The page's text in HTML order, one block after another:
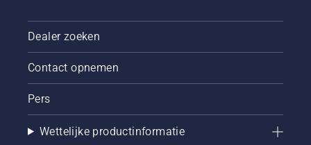
Dealer zoeken
Contact opnemen
Pers
Wettelijke productinformatie